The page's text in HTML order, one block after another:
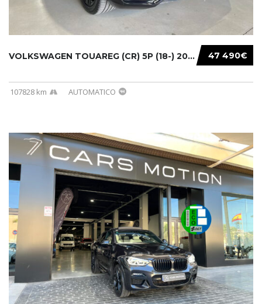
47 490€
VOLKSWAGEN TOUAREG (CR) 5P (18-) 2021...
107828 km AUTOMATICO